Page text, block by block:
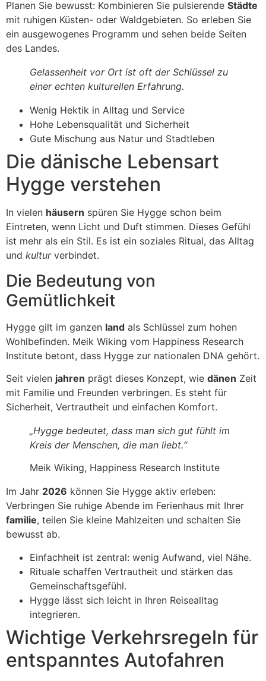
Planen Sie bewusst: Kombinieren Sie pulsierende Städte
mit ruhigen Küsten- oder Waldgebieten. So erleben Sie
ein ausgewogenes Programm und sehen beide Seiten
des Landes.
Gelassenheit vor Ort ist oft der Schlüssel zu
einer echten kulturellen Erfahrung.
Wenig Hektik in Alltag und Service
Hohe Lebensqualität und Sicherheit
Gute Mischung aus Natur und Stadtleben
Die dänische Lebensart
Hygge verstehen
In vielen häusern spüren Sie Hygge schon beim
Eintreten, wenn Licht und Duft stimmen. Dieses Gefühl
ist mehr als ein Stil. Es ist ein soziales Ritual, das Alltag
und kulturverbindet.
Die Bedeutung von
Gemütlichkeit
Hygge gilt im ganzen land als Schlüssel zum hohen
Wohlbefinden. Meik Wiking vom Happiness Research
Institute betont, dass Hygge zur nationalen DNA gehört.
Seit vielen jahren prägt dieses Konzept, wie dänen Zeit
mit Familie und Freunden verbringen. Es steht für
Sicherheit, Vertrautheit und einfachen Komfort.
„Hygge bedeutet, dass man sich gut fühlt im
Kreis der Menschen, die man liebt.“
Meik Wiking, Happiness Research Institute
Im Jahr 2026 können Sie Hygge aktiv erleben:
Verbringen Sie ruhige Abende im Ferienhaus mit Ihrer
familie, teilen Sie kleine Mahlzeiten und schalten Sie
bewusst ab.
Einfachheit ist zentral: wenig Aufwand, viel Nähe.
Rituale schaffen Vertrautheit und stärken das
Gemeinschaftsgefühl.
Hygge lässt sich leicht in Ihren Reisealltag
integrieren.
Wichtige Verkehrsregeln für
entspanntes Autofahren